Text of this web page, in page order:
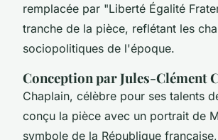
remplacée par "Liberté Égalité
tranche de la pièce, reflétant les
sociopolitiques de l'époque.
Conception par Jules-Clément
Chaplain, célèbre pour ses talents
conçu la pièce avec un portrait de
symbole de la République